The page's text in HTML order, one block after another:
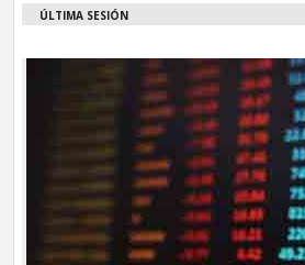
ÚLTIMA SESIÓN